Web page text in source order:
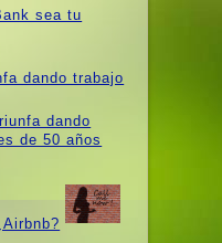
sea tu
dando trabajo